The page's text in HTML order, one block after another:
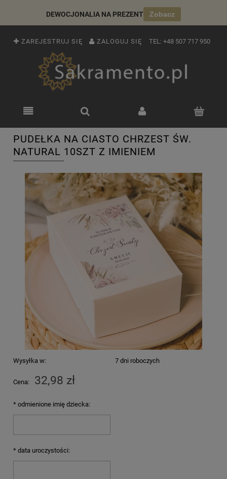
DEWOCJONALIA NA PREZENT Zobacz
ZAREJESTRUJ SIĘ ZALOGUJ SIĘ TEL: +48 507 717 950
PUDEŁKA NA CIASTO CHRZEST ŚW.
NATURAL 10SZT Z IMIENIEM
Wysyłka w: 7 dni roboczych
Cena: 32,98 zł
* odmienione imię dziecka:
* data uroczystości: